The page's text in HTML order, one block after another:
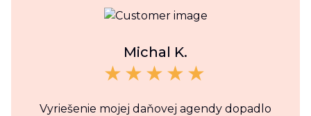
Michal K.
Vyriešenie mojej daňovej agendy dopadlo